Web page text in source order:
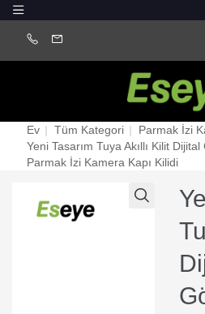
Ev | Tüm Kategori | Parmak İzi
Yeni Tasarım Tuya Akıllı Kilit
Parmak İzi Kamera Kapı Kilidi